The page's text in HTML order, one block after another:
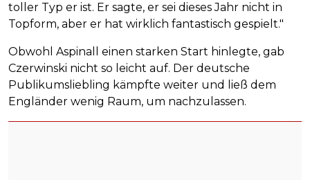
toller Typ er ist. Er sagte, er sei dieses Jahr nicht in
Topform, aber er hat wirklich fantastisch gespielt."
Obwohl Aspinall einen starken Start hinlegte, gab
Czerwinski nicht so leicht auf. Der deutsche
Publikumsliebling kämpfte weiter und ließ dem
Engländer wenig Raum, um nachzulassen.